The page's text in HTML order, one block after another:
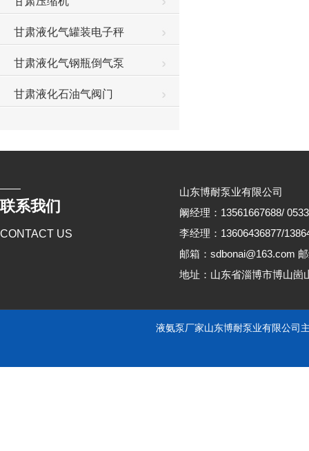
甘肃液化气罐装电子秤
甘肃液化气钢瓶倒气泵
甘肃液化石油气阀门
联系我们
CONTACT US
山东博耐泵业有限公司
阚经理：13561667688/
李经理：13606436877/
邮箱：sdbonai@163.com
地址：山东省淄博市博山崮
液氨泵厂家山东博耐泵业有限公司